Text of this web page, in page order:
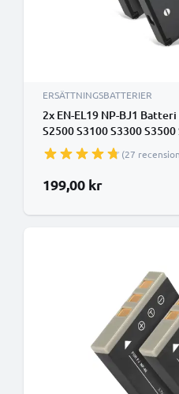
ERSÄTTNINGSBATTERIER
2x EN-EL19 NP-BJ1
S2500 S3100 S3300
S5300 S6800 S6900
A300 A100 Sony DSC-RX0,
ersättningsbatteri med
(27
199,00 kr